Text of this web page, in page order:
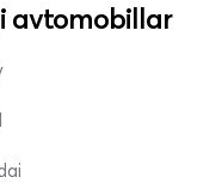
avtomobillar